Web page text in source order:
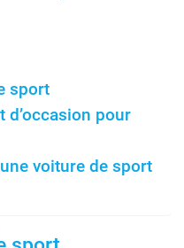
sport
d’occasion pour
voiture de sport